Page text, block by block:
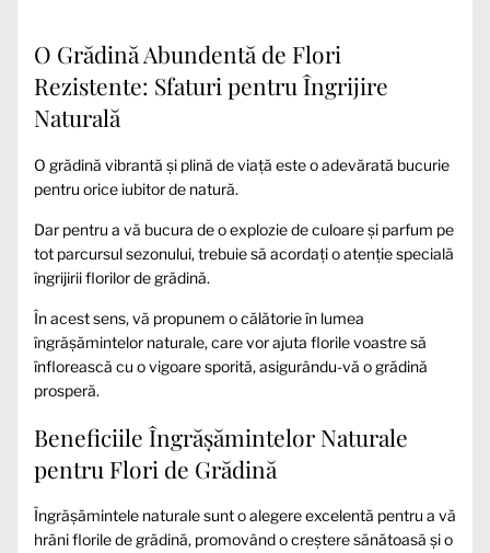
O Grădină Abundentă de Flori
Rezistente: Sfaturi pentru Îngrijire
Naturală
O grădină vibrantă și plină de viață este o adevărată bucurie
pentru orice iubitor de natură.
Dar pentru a vă bucura de o explozie de culoare și parfum pe
tot parcursul sezonului, trebuie să acordați o atenție specială
îngrijirii florilor de grădină.
În acest sens, vă propunem o călătorie în lumea
îngrășămintelor naturale, care vor ajuta florile voastre să
înflorească cu o vigoare sporită, asigurându-vă o grădină
prosperă.
Beneficiile Îngrășămintelor Naturale
pentru Flori de Grădină
Îngrășămintele naturale sunt o alegere excelentă pentru a vă
hrăni florile de grădină, promovând o creștere sănătoasă și o